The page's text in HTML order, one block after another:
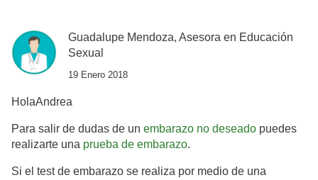
Guadalupe Mendoza, Asesora en Educación
Sexual
19 Enero 2018
HolaAndrea
Para salir de dudas de un embarazo no deseado puedes
realizarte una prueba de embarazo.
Si el test de embarazo se realiza por medio de una